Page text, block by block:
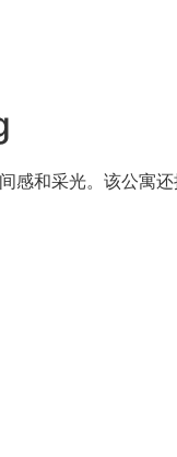
和采光。该公寓还